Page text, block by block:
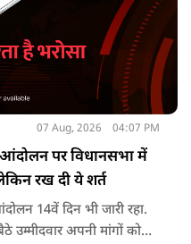
07 Aug, 2026 04:07 PM
आंदोलन पर विधानसभा में
रख दी ये शर्त
14वें दिन भी जारी रहा.
अपनी मांगों को